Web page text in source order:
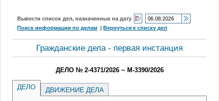
Вывести список дел, назначенных на дату
Поиск информации по делам |Вернуться к списку дел
Гражданские дела - первая инстанция
ДЕЛО № 2-4371/2026 ~ М-3390/2026
ДЕЛО ДВИЖЕНИЕ ДЕЛА